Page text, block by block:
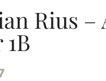
Rius –